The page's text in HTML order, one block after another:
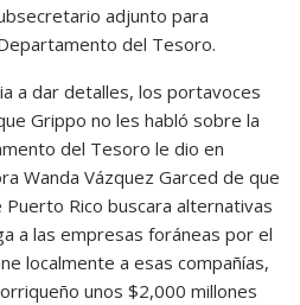
adjunto para
del Tesoro.
a dar detalles, los portavoces
Grippo no les habló sobre la
del Tesoro le dio en
Wanda Vázquez Garced de que
Rico buscara alternativas
a las empresas foráneas por el
localmente a esas compañías,
unos $2,000 millones